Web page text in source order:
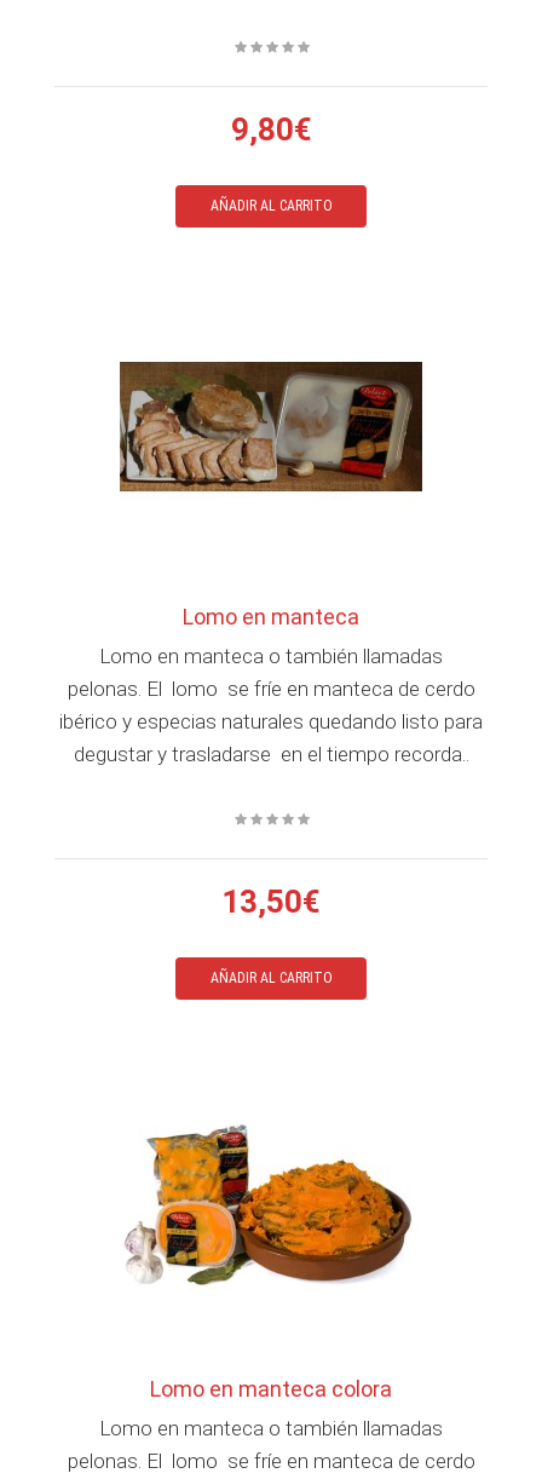
9,80€
AÑADIR AL CARRITO
Lomo en manteca
Lomo en manteca o también llamadas
pelonas. El lomo se fríe en manteca de cerdo
ibérico y especias naturales quedando listo para
degustar y trasladarse en el tiempo recorda..
13,50€
AÑADIR AL CARRITO
Lomo en manteca colora
Lomo en manteca o también llamadas
pelonas. El lomo se fríe en manteca de cerdo